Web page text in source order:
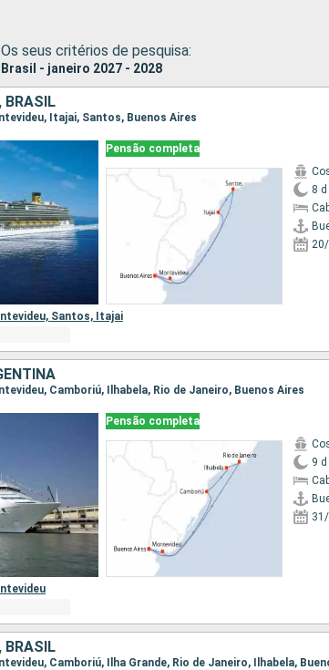
Os seus critérios de pesquisa:
Brasil - janeiro 2027 - 2028
BRASIL
Itajai, Santos, Buenos Aires
Pensão completa
8 d
Santos, Itajai
Camboriú, Ilhabela, Rio de Janeiro, Buenos Aires
Pensão completa
9 d
BRASIL
Camboriú, Ilha Grande, Rio de Janeiro, Ilhabela,